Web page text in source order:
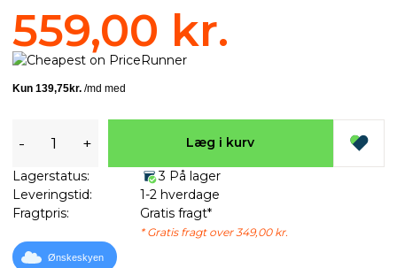
559,00 kr.
- + Læg i kurv
Lagerstatus:
3 På lager
Leveringstid:
1-2 hverdage
Fragtpris:
Gratis fragt*
* Gratis fragt over 349,00 kr.
Ønskeskyen